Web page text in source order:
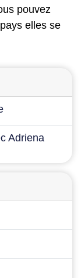
pouvez
elles se
Adriena